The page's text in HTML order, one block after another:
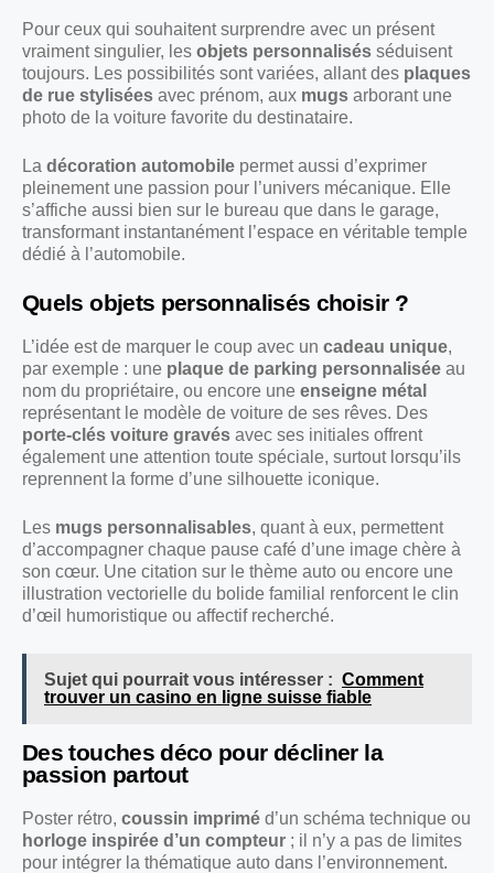
Pour ceux qui souhaitent surprendre avec un présent
vraiment singulier, les objets personnalisés séduisent
toujours. Les possibilités sont variées, allant des plaques
de rue stylisées avec prénom, aux mugs arborant une
photo de la voiture favorite du destinataire.
La décoration automobile permet aussi d’exprimer
pleinement une passion pour l’univers mécanique. Elle
s’affiche aussi bien sur le bureau que dans le garage,
transformant instantanément l’espace en véritable temple
dédié à l’automobile.
Quels objets personnalisés choisir ?
L’idée est de marquer le coup avec un cadeau unique,
par exemple : une plaque de parking personnalisée au
nom du propriétaire, ou encore une enseigne métal
représentant le modèle de voiture de ses rêves. Des
porte-clés voiture gravés avec ses initiales offrent
également une attention toute spéciale, surtout lorsqu’ils
reprennent la forme d’une silhouette iconique.
Les mugs personnalisables, quant à eux, permettent
d’accompagner chaque pause café d’une image chère à
son cœur. Une citation sur le thème auto ou encore une
illustration vectorielle du bolide familial renforcent le clin
d’œil humoristique ou affectif recherché.
Sujet qui pourrait vous intéresser : Comment
trouver un casino en ligne suisse fiable
Des touches déco pour décliner la
passion partout
Poster rétro, coussin imprimé d’un schéma technique ou
horloge inspirée d’un compteur ; il n’y a pas de limites
pour intégrer la thématique auto dans l’environnement.